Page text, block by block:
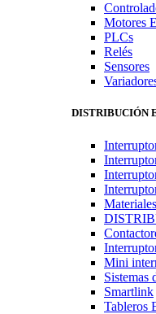
Motores
PLCs
Relés
Sensores
DISTRIBUCIÓN
Mini
Sistemas
Smartlink
Tableros